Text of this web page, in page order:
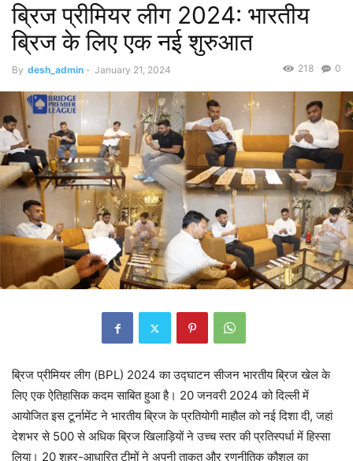
ब्रिज प्रीमियर लीग 2024: भारतीय
ब्रिज के लिए एक नई शुरुआत
By desh_admin - January 21, 2024 0
218
ब्रिज प्रीमियर लीग (BPL) 2024 का उद्घाटन सीजन भारतीय ब्रिज खेल के
लिए एक ऐतिहासिक कदम साबित हुआ है। 20 जनवरी 2024 को दिल्ली में
आयोजित इस टूर्नामेंट ने भारतीय ब्रिज के प्रतियोगी माहौल को नई दिशा दी, जहां
देशभर से 500 से अधिक ब्रिज खिलाड़ियों ने उच्च स्तर की प्रतिस्पर्धा में हिस्सा
लिया। 20 शहर-आधारित टीमों ने अपनी ताकत और रणनीतिक कौशल का